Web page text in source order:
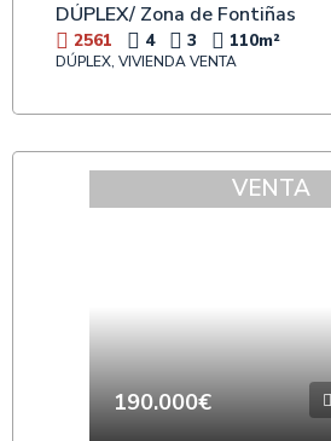
DÚPLEX/ Zona de Fontiñas
2561 4 3 110m²
DÚPLEX, VIVIENDA VENTA
VENTA
190.000€